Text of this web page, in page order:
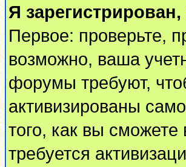
Я
Первое: проверьте,
возможно, ваша
форумы требуют,
активизированы
того, как вы сможете
требуется